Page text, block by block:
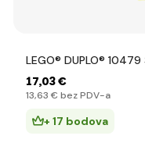
LEGO® DUPLO®
17,03 €
13,63 € bez PDV-a
+ 17 bodova